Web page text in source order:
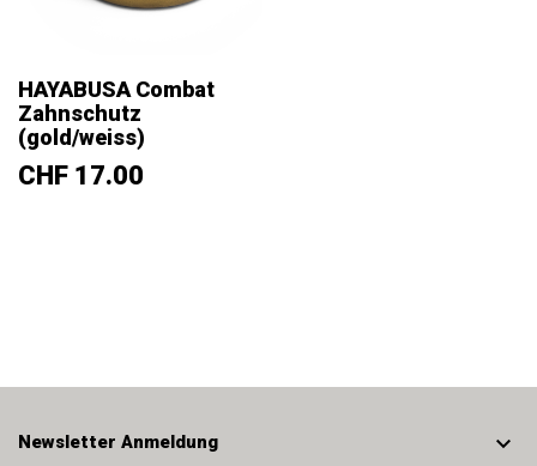
HAYABUSA Combat
Zahnschutz
(gold/weiss)
Preis
CHF 17.00
Newsletter Anmeldung 